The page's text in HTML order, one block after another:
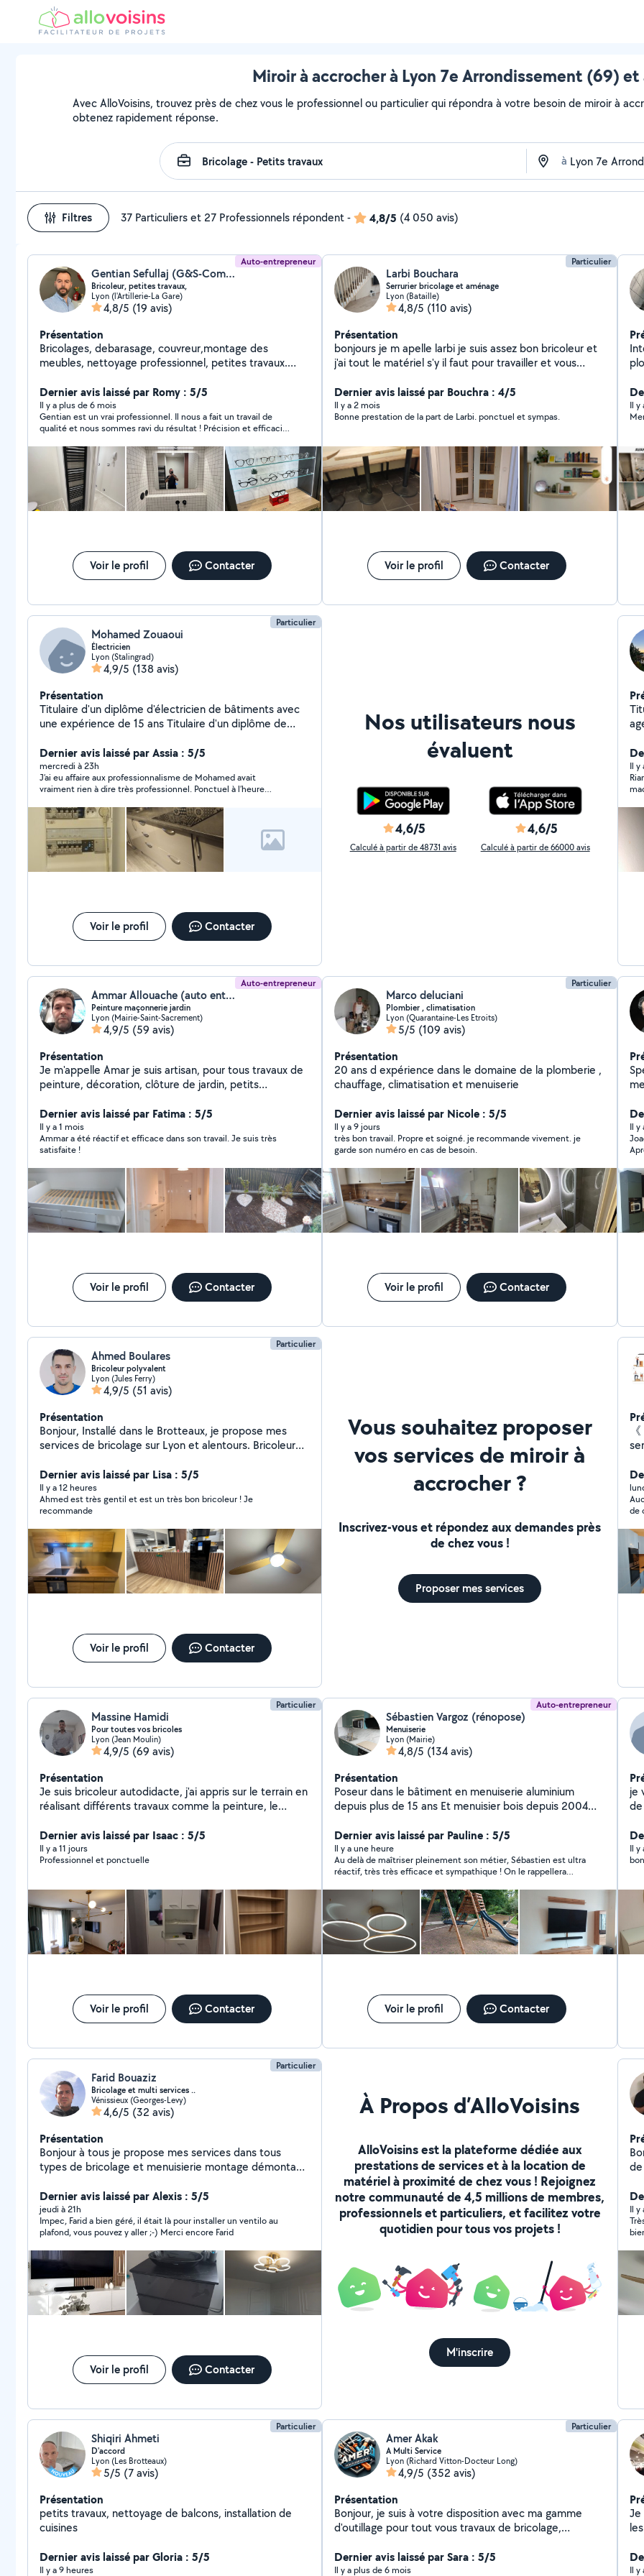
Miroir à accrocher à Lyon 7e Arrondissement (69)
Avec AlloVoisins, trouvez près de chez vous le professionnel ou particulier qui répondra à votre besoin de miroir à
obtenez rapidement réponse.
à
Filtres 37 Particuliers et 27 Professionnels répondent- 4,8/5 (4 050 avis)
Auto-entrepreneur
Gentian Sefullaj (G&S-Compagny)
Bricoleur, petites travaux,
Lyon (l'Artillerie-La Gare)
4,8/5 (19 avis)
Présentation
Bricolages, debarasage, couvreur,montage des
meubles, nettoyage professionnel, petites travaux.
Dernier avis laissé par Romy : 5/5
Il y a plus de 6 mois
Gentian est un vrai professionnel. Il nous a fait un travail de
qualité et nous sommes ravi du résultat ! Précision et efficacité
Voir le profil Contacter
Particulier
Larbi Bouchara
Serrurier bricolage et aménage
Lyon (Bataille)
4,8/5 (110 avis)
Présentation
bonjours je m apelle larbi je suis assez bon bricoleur et
j'ai tout le matériel s'y il faut pour travailler et vous
, rénovation., aménagement d intérieur .montage de
meuble cuisine décoration et aussi réparation et
fabrication d ouvrages métalliques. De préférence
marchands de tapis. Devis gratuit
Dernier avis laissé par Bouchra : 4/5
Il y a 2 mois
Bonne prestation de la part de Larbi. ponctuel et sympas.
Voir le profil Contacter
plomberie
Il y
Particulier
Mohamed Zouaoui
Électricien
Lyon (Stalingrad)
4,9/5 (138 avis)
Présentation
Titulaire d'un diplôme d'électricien de bâtiments avec
une expérience de 15 ans Titulaire d'un diplôme de
la serrurier (Remplacement des poignées,des
serrures,cylindre ....ect) Devis,conseil et déplacement
gratuit Mon intervention consiste a réparer ou a la mise
en marche des appareils
Dernier avis laissé par Assia : 5/5
mercredi à 23h
J’ai eu affaire aux professionnalisme de Mohamed avait
vraiment rien à dire très professionnel. Ponctuel à l’heure
suis tombé sur le coup de foudre mais c’était plutôt le coup de
four 👌👌👌
Voir le profil Contacter
Nos utilisateurs nous
évaluent
4,6/5
Calculé à partir de 48731 avis
4,6/5
Calculé à partir de 66000 avis
me
Il y
Auto-entrepreneur
Ammar Allouache (auto entreprise petit travaux)
Peinture maçonnerie jardin
Lyon (Mairie-Saint-Sacrement)
4,9/5 (59 avis)
Présentation
Je m'appelle Amar je suis artisan, pour tous travaux de
peinture, décoration, clôture de jardin, petits
ainsi que fabrication dressing, réparation du volet
roulant et montage de cuisine.
Dernier avis laissé par Fatima : 5/5
Il y a 1 mois
Ammar a été réactif et efficace dans son travail. Je suis très
satisfaite !
Voir le profil Contacter
Particulier
Marco deluciani
Plombier , climatisation
Lyon (Quarantaine-Les Etroits)
5/5 (109 avis)
Présentation
20 ans d expérience dans le domaine de la plomberie ,
chauffage, climatisation et menuiserie
Dernier avis laissé par Nicole : 5/5
Il y a 9 jours
très bon travail. Propre et soigné. je recommande vivement. je
garde son numéro en cas de besoin.
Voir le profil Contacter
Il y
Particulier
Ahmed Boulares
Bricoleur polyvalent
Lyon (Jules Ferry)
4,9/5 (51 avis)
Présentation
Bonjour, Installé dans le Brotteaux, je propose mes
services de bricolage sur Lyon et alentours. Bricoleur
nombreux travaux avec du matériel professionnel.
J'interviens pour des petits comme des moyens
travaux, avec un travail propre, organisé et des finitions
soignées. Je peux notamment vous aider pour : * pose
de lustres, suspensions et luminaires * fixation de télé
au mur * pose de tringles à rideaux, étagères, cadres *
montage de meubles (tous types) * petits travaux de
peinture * pose de faïence * pose de crédence cuisine
* habillage mural / panneaux décoratifs * pose de
tous types de travaux. Ponctuel, respectueux de votre
logement, je laisse toujours un chantier propre après
intervention. Disponible sur Lyon centre et alentours.
Dernier avis laissé par Lisa : 5/5
Il y a 12 heures
Ahmed est très gentil et est un très bon bricoleur ! Je
recommande
Voir le profil Contacter
Vous souhaitez proposer
vos services de miroir à
accrocher ?
Inscrivez-vous et répondez aux demandes près
de chez vous !
Proposer mes services
de
Particulier
Massine Hamidi
Pour toutes vos bricoles
Lyon (Jean Moulin)
4,9/5 (69 avis)
Présentation
Je suis bricoleur autodidacte, j'ai appris sur le terrain en
réalisant différents travaux comme la peinture, le
Je suis sérieux, débrouillard et j'aime le travail bien fait
Dernier avis laissé par Isaac : 5/5
Il y a 11 jours
Professionnel et ponctuelle
Voir le profil Contacter
Auto-entrepreneur
Sébastien Vargoz (rénopose)
Menuiserie
Lyon (Mairie)
4,8/5 (134 avis)
Présentation
Poseur dans le bâtiment en menuiserie aluminium
depuis plus de 15 ans Et menuisier bois depuis 2004
de cuisine.
Dernier avis laissé par Pauline : 5/5
Il y a une heure
Au delà de maîtriser pleinement son métier, Sébastien est ultra
réactif, très très efficace et sympathique ! On le rappellera
Voir le profil Contacter
je
Il y
Particulier
Farid Bouaziz
Bricolage et multi services ..
Vénissieux (Georges-Levy)
4,6/5 (32 avis)
Présentation
Bonjour à tous je propose mes services dans tous
types de bricolage et menuisierie montage démontage
fixation du télé peinture n'hésitez pas de me contacter
Dernier avis laissé par Alexis : 5/5
jeudi à 21h
Impec, Farid a bien géré, il était là pour installer un ventilo au
plafond, vous pouvez y aller ;-) Merci encore Farid
Voir le profil Contacter
À Propos d’AlloVoisins
AlloVoisins est la plateforme dédiée aux
prestations de services et à la location de
matériel à proximité de chez vous ! Rejoignez
notre communauté de 4,5 millions de membres,
professionnels et particuliers, et facilitez votre
quotidien pour tous vos projets !
M'inscrire
Il y
Particulier
Shiqiri Ahmeti
D'accord
Lyon (Les Brotteaux)
5/5 (7 avis)
Présentation
petits travaux, nettoyage de balcons, installation de
cuisines
Dernier avis laissé par Gloria : 5/5
Il y a 9 heures
Particulier
Amer Akak
A Multi Service
Lyon (Richard Vitton-Docteur Long)
4,9/5 (352 avis)
Présentation
Bonjour, je suis à votre disposition avec ma gamme
d'outillage pour tout vous travaux de bricolage,
déménagement avec une grande qualité d'intervention
n'hésitez pas à me contacter merci
Dernier avis laissé par Sara : 5/5
Il y a plus de 6 mois
Je
les
Il y